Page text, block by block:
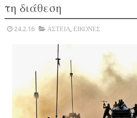
τη διάθεση
24.2.16 ΑΣΤΕΙΑ, ΕΙΚΟΝΕΣ